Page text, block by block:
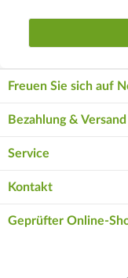
Freuen Sie sich auf
Bezahlung & Versand
Service
Kontakt
Geprüfter Online-